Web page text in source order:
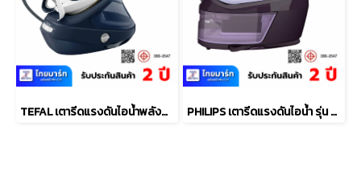
TEFAL เตารีดแรงดันไอน้ำพลังสูง Pro Express Ultimate II เตารีดหม้อต้ม (3000 วัตต์, สีฟ้า) รุ่น GV9720 + โต๊ะรีดผ้า PHILIPS เตารีดแรงดันไอน้ำ รุ่น PSG6024/30 1.8 ลิตร